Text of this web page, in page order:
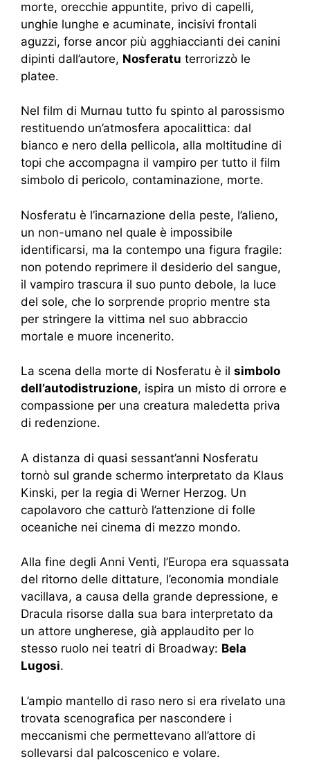
morte, orecchie appuntite, privo di capelli,
unghie lunghe e acuminate, incisivi frontali
aguzzi, forse ancor più agghiaccianti dei canini
dipinti dall’autore, Nosferatu terrorizzò le
platee.
Nel film di Murnau tutto fu spinto al parossismo
restituendo un’atmosfera apocalittica: dal
bianco e nero della pellicola, alla moltitudine di
topi che accompagna il vampiro per tutto il film
simbolo di pericolo, contaminazione, morte.
Nosferatu è l’incarnazione della peste, l’alieno,
un non-umano nel quale è impossibile
identificarsi, ma la contempo una figura fragile:
non potendo reprimere il desiderio del sangue,
il vampiro trascura il suo punto debole, la luce
del sole, che lo sorprende proprio mentre sta
per stringere la vittima nel suo abbraccio
mortale e muore incenerito.
La scena della morte di Nosferatu è il simbolo
dell’autodistruzione, ispira un misto di orrore e
compassione per una creatura maledetta priva
di redenzione.
A distanza di quasi sessant’anni Nosferatu
tornò sul grande schermo interpretato da Klaus
Kinski, per la regia di Werner Herzog. Un
capolavoro che catturò l’attenzione di folle
oceaniche nei cinema di mezzo mondo.
Alla fine degli Anni Venti, l’Europa era squassata
del ritorno delle dittature, l’economia mondiale
vacillava, a causa della grande depressione, e
Dracula risorse dalla sua bara interpretato da
un attore ungherese, già applaudito per lo
stesso ruolo nei teatri di Broadway: Bela
Lugosi.
L’ampio mantello di raso nero si era rivelato una
trovata scenografica per nascondere i
meccanismi che permettevano all’attore di
sollevarsi dal palcoscenico e volare.